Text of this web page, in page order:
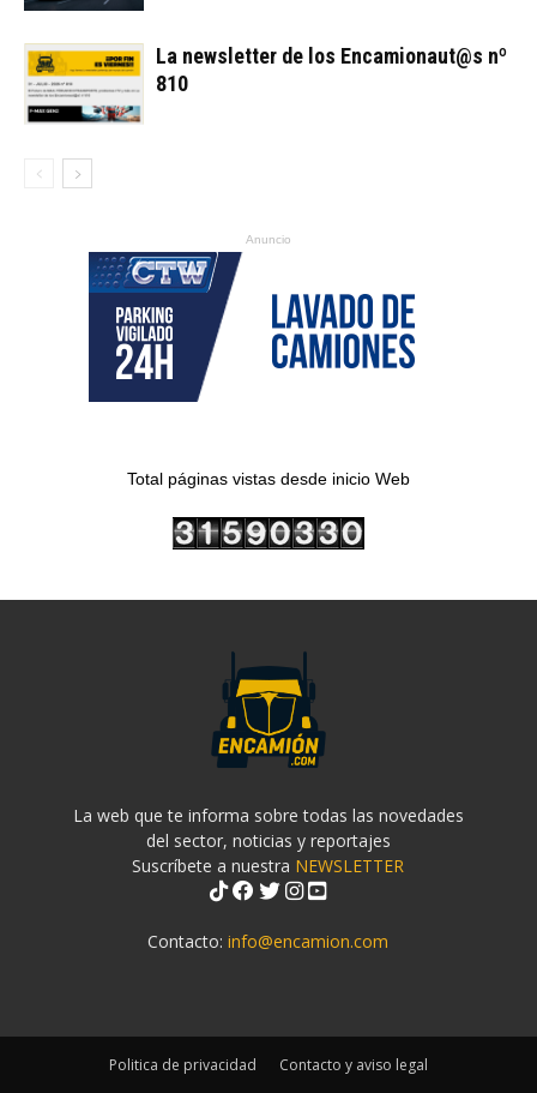
La newsletter de los Encamionaut@s nº
810
Anuncio
Total páginas vistas desde inicio Web
La web que te informa sobre todas las novedades
del sector, noticias y reportajes
Suscríbete a nuestra NEWSLETTER
Contacto:info@encamion.com
Politica de privacidad Contacto y aviso legal